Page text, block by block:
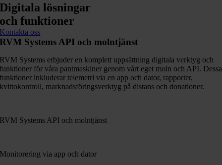
Digitala lösningar
och funktioner
Kontakta oss
RVM Systems API och molntjänst
RVM Systems erbjuder en komplett uppsättning digitala verktyg och
funktioner för våra pantmaskiner genom vårt eget moln och API. Dessa
funktioner inkluderar telemetri via en app och dator, rapporter,
kvittokontroll, marknadsföringsverktyg på distans och donationer.
RVM Systems API och molntjänst
Monitorering via app och dator